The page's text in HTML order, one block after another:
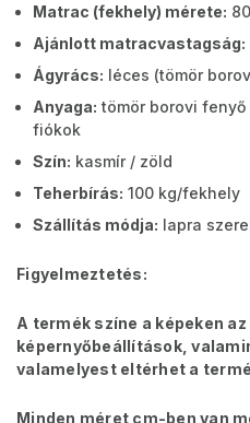
Matrac (fekhely) mérete:
Ajánlott matracvastagság:
Ágyrács: léces (tömör
Anyaga: tömör borovi
fiókok
Szín: kasmír / zöld
Teherbírás: 100 kg/fekhely
Szállítás módja: lapra
Figyelmeztetés:
A termék színe a képeken az
képernyőbeállítások,
valamelyest eltérhet a
Minden méret cm-ben van